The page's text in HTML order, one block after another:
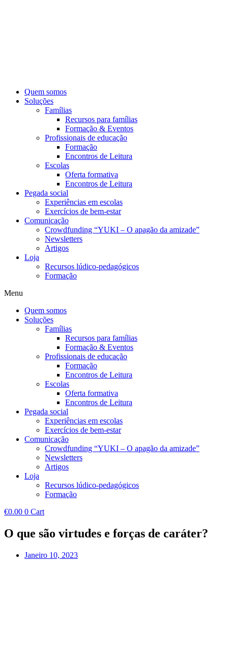
Quem somos
Soluções
Famílias
Recursos para famílias
Formação & Eventos
Profissionais de educação
Formação
Encontros de Leitura
Escolas
Oferta formativa
Encontros de Leitura
Pegada social
Experiências em escolas
Exercícios de bem-estar
Comunicação
Crowdfunding “YUKI – O apagão da amizade”
Newsletters
Artigos
Loja
Recursos lúdico-pedagógicos
Formação
Menu
Quem somos
Soluções
Famílias
Recursos para famílias
Formação & Eventos
Profissionais de educação
Formação
Encontros de Leitura
Escolas
Oferta formativa
Encontros de Leitura
Pegada social
Experiências em escolas
Exercícios de bem-estar
Comunicação
Crowdfunding “YUKI – O apagão da amizade”
Newsletters
Artigos
Loja
Recursos lúdico-pedagógicos
Formação
€0.00 0 Cart
O que são virtudes e forças de caráter?
Janeiro 10, 2023